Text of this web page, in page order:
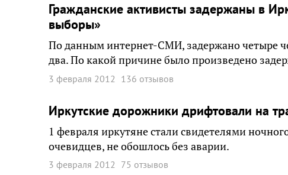
Гражданские активисты задержаны в
выборы»
По данным интернет-СМИ, задержано четыре
два. По какой причине было произведено
3 февраля 2012 136 отзывов
Иркутские дорожники дрифтовали на
1 февраля иркутяне стали свидетелями
очевидцев, не обошлось без аварии.
3 февраля 2012 75 отзывов